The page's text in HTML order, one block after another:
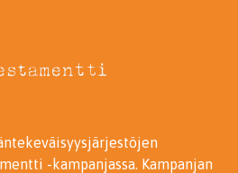
-kampanjassa. Kampanjan